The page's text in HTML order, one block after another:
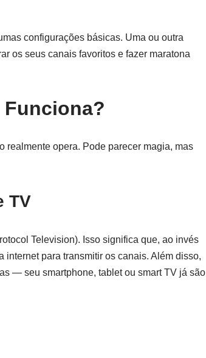
configurações básicas. Uma ou outra
os seus canais favoritos e fazer maratona
Funciona?
realmente opera. Pode parecer magia, mas
TV
Television). Isso significa que, ao invés
para transmitir os canais. Além disso,
— seu smartphone, tablet ou smart TV já são